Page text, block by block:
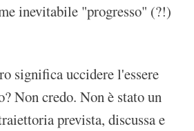
inevitabile "progresso" (?!)
significa uccidere l'essere
Non credo. Non è stato un
prevista, discussa e